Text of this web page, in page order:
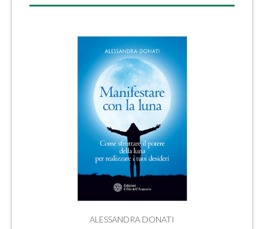
ALESSANDRA DONATI